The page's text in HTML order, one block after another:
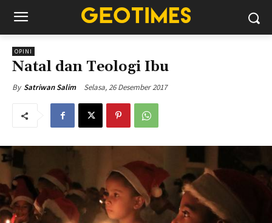
OPINI
Natal dan Teologi Ibu
By Satriwan Salim Selasa, 26 Desember 2017